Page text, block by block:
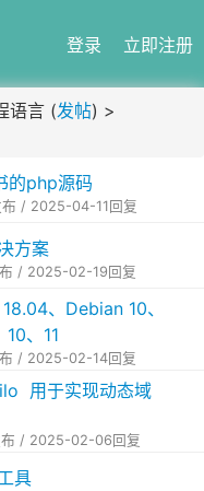
登录 立即注册
语言 (发帖) >
的php源码
/ 2025-04-11回复
方案
/ 2025-02-19回复
、Debian 10、
、11
/ 2025-02-14回复
用于实现动态域
/ 2025-02-06回复
具